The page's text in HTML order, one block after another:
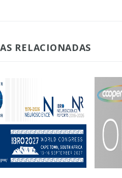
RELACIONADAS